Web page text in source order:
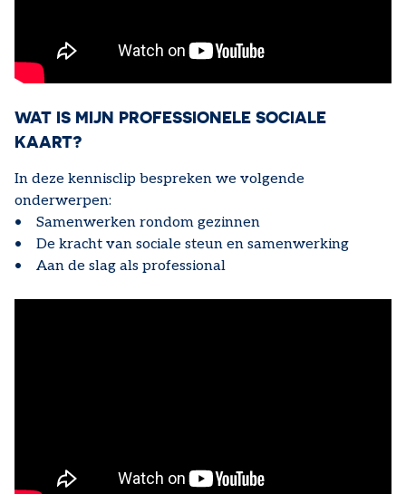
WAT IS MIJN PROFESSIONELE SOCIALE
KAART?
In deze kennisclip bespreken we volgende
onderwerpen:
• Samenwerken rondom gezinnen
• De kracht van sociale steun en samenwerking
• Aan de slag als professional